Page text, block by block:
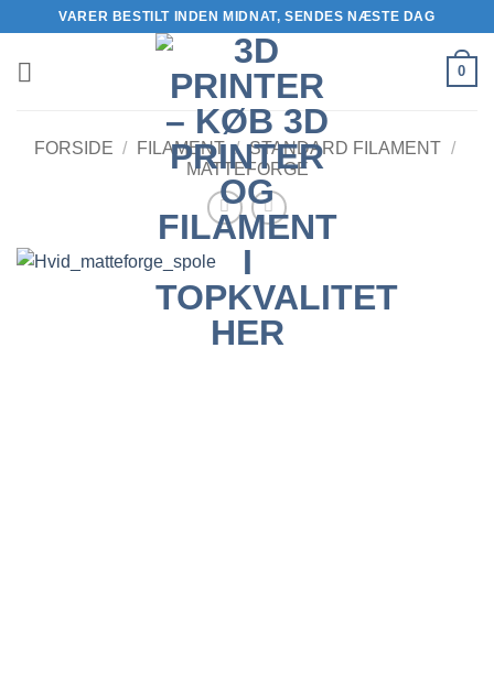
indhold
VARER BESTILT INDEN MIDNAT, SENDES NÆSTE DAG
0
FORSIDE / FILAMENT / STANDARD FILAMENT /
MATTEFORGE